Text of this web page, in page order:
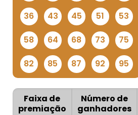
36 43 45 51 53
58 64 68 73 75
82 85 87 92 95
Faixa de
premiação
Número de
ganhadores